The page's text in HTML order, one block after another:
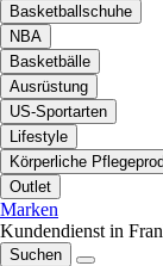
Basketballschuhe
NBA
Basketbälle
Ausrüstung
US-Sportarten
Lifestyle
Körperliche
Outlet
Marken
Kundendienst in
Suchen